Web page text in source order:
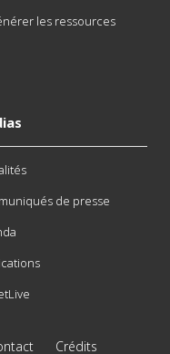
les ressources
de presse
Crédits